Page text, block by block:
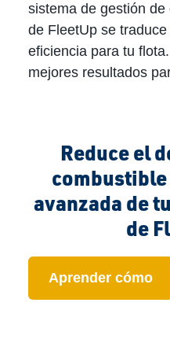
sistema de gestión
de FleetUp se
eficiencia para tu
mejores resultados
Reduce el
avanzada de
de
Aprender cómo